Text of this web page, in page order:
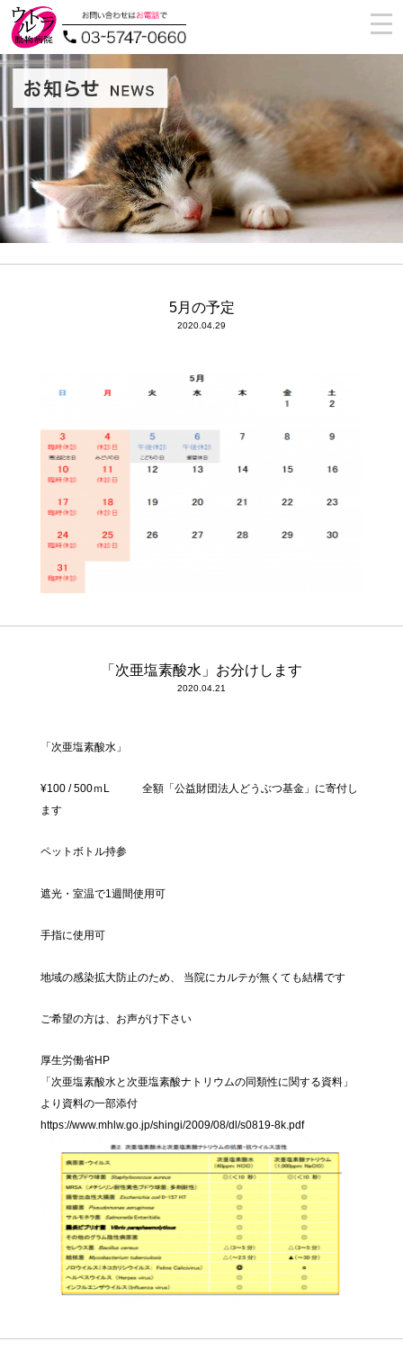
5月の予定
2020.04.29
「次亜塩素酸水」お分けします
2020.04.21
「次亜塩素酸水」
¥100 / 500ｍL 全額「公益財団法人どうぶつ基金」に寄付し
ます
ペットボトル持参
遮光・室温で1週間使用可
手指に使用可
地域の感染拡大防止のため、 当院にカルテが無くても結構です
ご希望の方は、お声がけ下さい
厚生労働省HP
「次亜塩素酸水と次亜塩素酸ナトリウムの同類性に関する資料」
より資料の一部添付
https://www.mhlw.go.jp/shingi/2009/08/dl/s0819-8k.pdf